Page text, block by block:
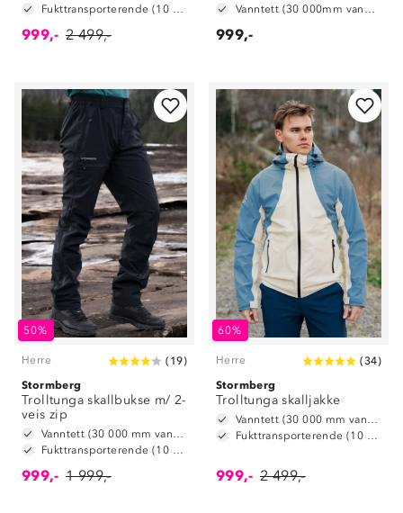
999,- 2 499,- 999,-
50%
Herre ( 19)
Stormberg
Trolltunga skallbukse m/ 2-
veis zip
999,- 1 999,-
60%
Herre (34)
Stormberg
Trolltunga skalljakke
999,- 2 499,-